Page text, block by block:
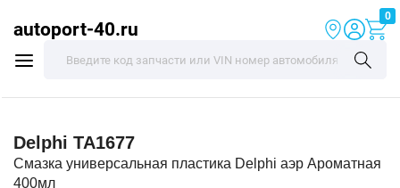
autoport-40.ru
0
Delphi TA1677
Смазка универсальная пластика Delphi аэр Ароматная
400мл